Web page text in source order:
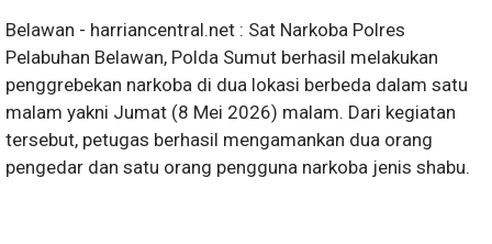
Belawan - harriancentral.net : Sat Narkoba Polres
Pelabuhan Belawan, Polda Sumut berhasil melakukan
penggrebekan narkoba di dua lokasi berbeda dalam satu
malam yakni Jumat (8 Mei 2026) malam. Dari kegiatan
tersebut, petugas berhasil mengamankan dua orang
pengedar dan satu orang pengguna narkoba jenis shabu.